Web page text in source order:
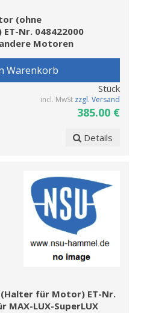
(ohne
Nr. 048422000
Motoren
Warenkorb
Stück
incl. MwSt zzgl. Versand
385.00 €
Details
für Motor) ET-Nr.
MAX-LUX-SuperLUX